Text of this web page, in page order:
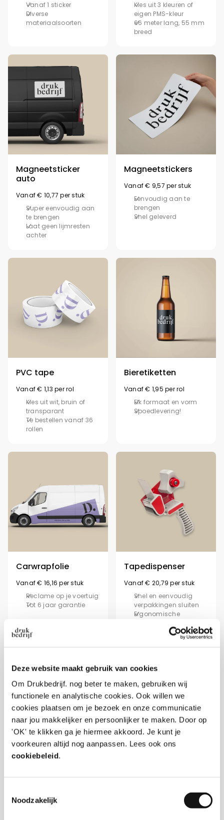
Deze website maakt gebruik van cookies
Om Drukbedrijf. nog beter te maken, gebruiken wij
functionele en analytische cookies. Ook willen we
cookies plaatsen om je bezoek en onze communicatie
naar jou makkelijker en persoonlijker te maken. Door op
'OK' te klikken ga je hiermee akkoord. Je kunt je
voorkeuren altijd nog aanpassen. Lees ook ons
cookiebeleid.
Noodzakelijk
Vanaf 1 sticker
Diverse
materiaalsoorten
Kies uit 3 kleuren of
eigen PMS-kleur
66 meter lang, 55 mm
breed
Magneetsticker
auto
Vanaf € 10,77 per stuk
Super eenvoudig aan
te brengen
Laat geen lijmresten
achter
Magneetstickers
Vanaf € 9,57 per stuk
Eenvoudig aan te
brengen
Snel geleverd
PVC tape
Vanaf € 1,13 per rol
Kies uit wit, bruin of
transparant
Te bestellen vanaf 36
rollen
Bieretiketten
Vanaf € 1,95 per rol
Elk formaat en vorm
Spoedlevering!
Carwrapfolie
Vanaf € 16,16 per stuk
Reclame op je voertuig
Tot 6 jaar garantie
Tapedispenser
Vanaf € 20,79 per stuk
Snel en eenvoudig
verpakkingen sluiten
Ergonomische
Wijnetiketten
Vanaf € 0,01 per stuk
Geleverd op rol
Vanaf € 11,74 per rol
100% gerecycled